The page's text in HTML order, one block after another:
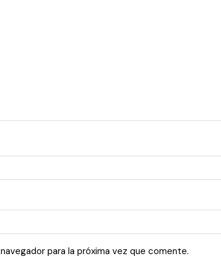
para la próxima vez que comente.